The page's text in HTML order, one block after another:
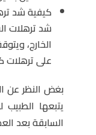
كيفية شد
شد ترهلات
الخارج،
على ترهلات
بغض النظر عن
يتبعها الطبيب
السابقة بعد